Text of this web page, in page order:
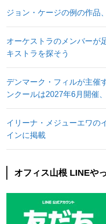
ジョン・ケージの例の作品
オーケストラのメンバーが
キストラを探そう
デンマーク・フィルが主催
ンクールは2027年6月開催
イリーナ・メジューエワの
インに掲載
オフィス山根 LINEや